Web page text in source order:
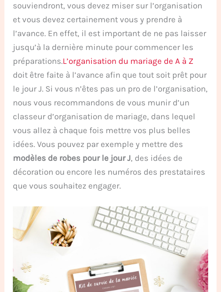
souviendront, vous devez miser sur l’organisation
et vous devez certainement vous y prendre à
l’avance. En effet, il est important de ne pas laisser
jusqu’à la dernière minute pour commencer les
préparations.L’organisation du mariage de A à Z
doit être faite à l’avance afin que tout soit prêt pour
le jour J. Si vous n’êtes pas un pro de l’organisation,
nous vous recommandons de vous munir d’un
classeur d’organisation de mariage, dans lequel
vous allez à chaque fois mettre vos plus belles
idées. Vous pouvez par exemple y mettre des
modèles de robes pour le jour J, des idées de
décoration ou encore les numéros des prestataires
que vous souhaitez engager.